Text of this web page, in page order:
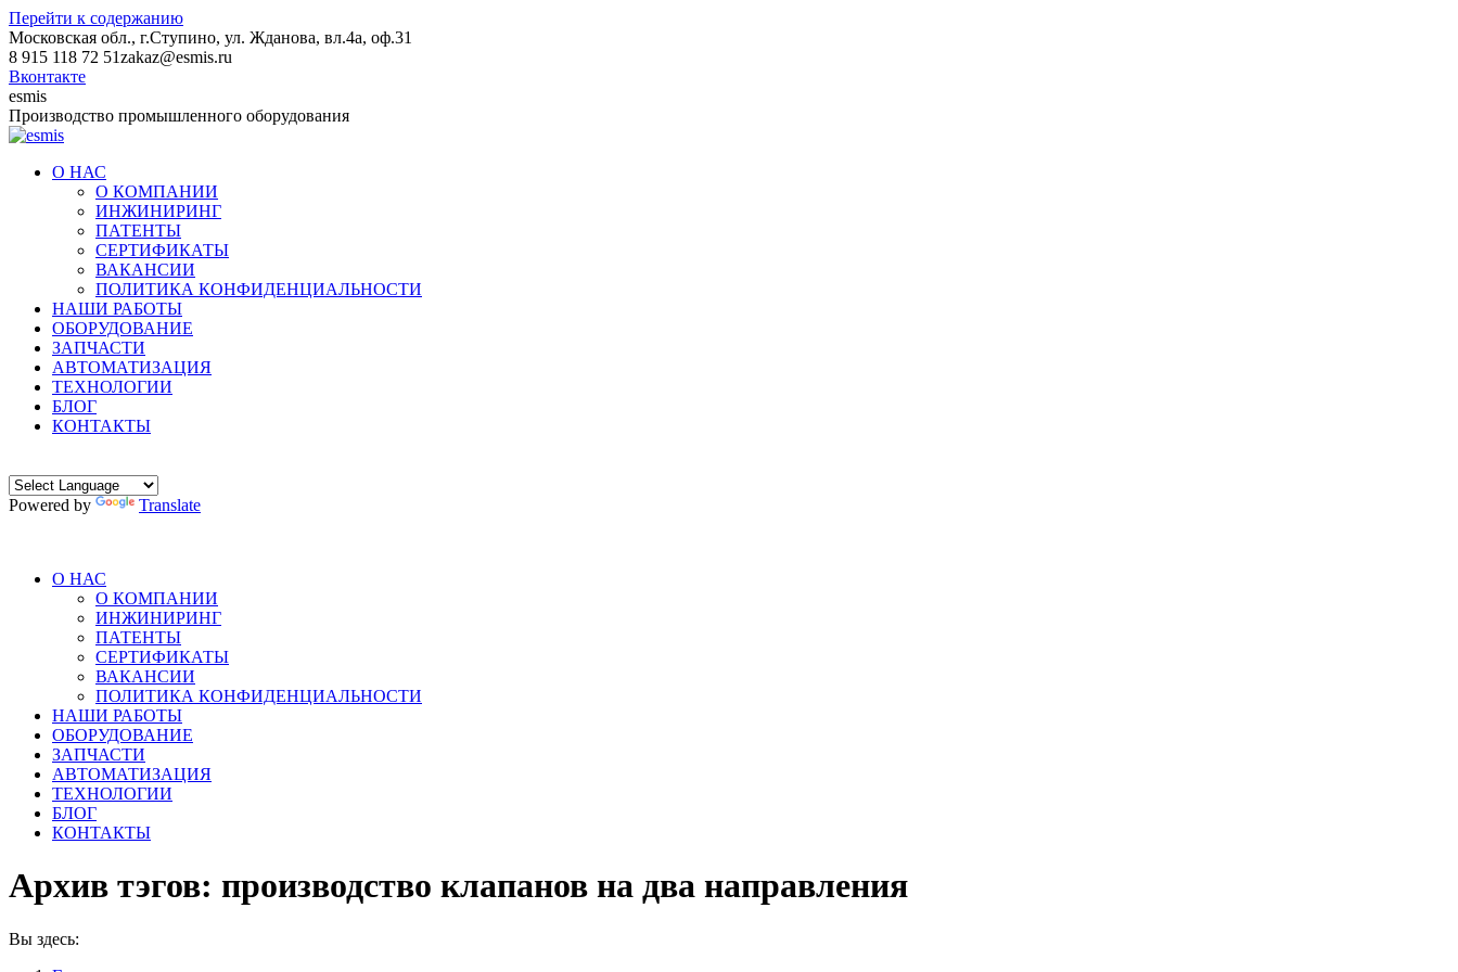
Перейти к содержанию
Московская обл., г.Ступино, ул. Жданова, вл.4а, оф.31
8 915 118 72 51zakaz@esmis.ru
Вконтакте
esmis
Производство промышленного оборудования
О НАС
О КОМПАНИИ
ИНЖИНИРИНГ
ПАТЕНТЫ
СЕРТИФИКАТЫ
ВАКАНСИИ
ПОЛИТИКА КОНФИДЕНЦИАЛЬНОСТИ
НАШИ РАБОТЫ
ОБОРУДОВАНИЕ
ЗАПЧАСТИ
АВТОМАТИЗАЦИЯ
ТЕХНОЛОГИИ
БЛОГ
КОНТАКТЫ
Powered by Translate
О НАС
О КОМПАНИИ
ИНЖИНИРИНГ
ПАТЕНТЫ
СЕРТИФИКАТЫ
ВАКАНСИИ
ПОЛИТИКА КОНФИДЕНЦИАЛЬНОСТИ
НАШИ РАБОТЫ
ОБОРУДОВАНИЕ
ЗАПЧАСТИ
АВТОМАТИЗАЦИЯ
ТЕХНОЛОГИИ
БЛОГ
КОНТАКТЫ
Архив тэгов: производство клапанов на два направления
Вы здесь: